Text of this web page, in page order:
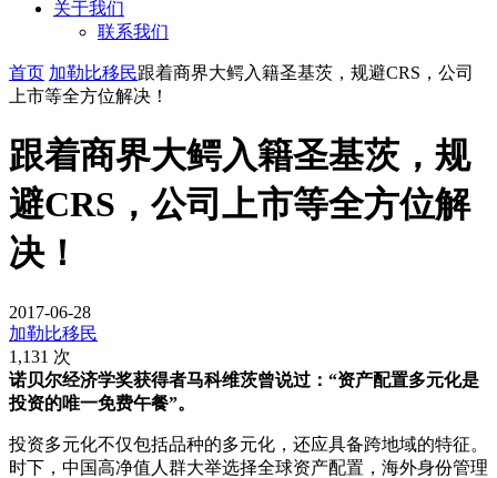
关于我们
联系我们
首页 加勒比移民跟着商界大鳄入籍圣基茨，规避CRS，公司
上市等全方位解决！
跟着商界大鳄入籍圣基茨，规
避CRS，公司上市等全方位解
决！
2017-06-28
加勒比移民
1,131 次
诺贝尔经济学奖获得者马科维茨曾说过：“资产配置多元化是
投资的唯一免费午餐”。
投资多元化不仅包括品种的多元化，还应具备跨地域的特征。
时下，中国高净值人群大举选择全球资产配置，海外身份管理